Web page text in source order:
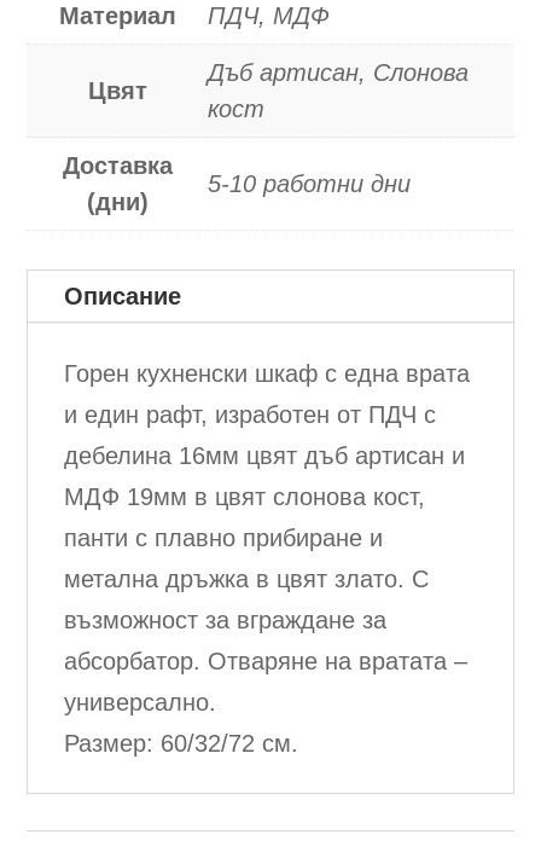
Материал ПДЧ, МДФ
Цвят
Дъб артисан, Слонова
кост
Доставка
(дни)
5-10 работни дни
Описание
Горен кухненски шкаф с една врата
и един рафт, изработен от ПДЧ с
дебелина 16мм цвят дъб артисан и
МДФ 19мм в цвят слонова кост,
панти с плавно прибиране и
метална дръжка в цвят злато. С
възможност за вграждане за
абсорбатор. Отваряне на вратата –
универсално.
Размер: 60/32/72 см.